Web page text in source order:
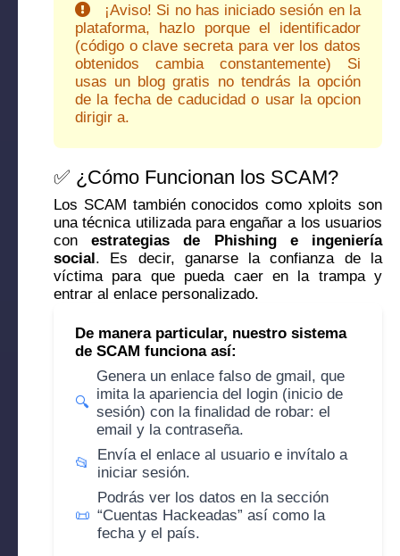
¡Aviso! Si no has iniciado sesión en la
plataforma, hazlo porque el identificador
(código o clave secreta para ver los datos
obtenidos cambia constantemente) Si
usas un blog gratis no tendrás la opción
de la fecha de caducidad o usar la opcion
dirigir a.
✅ ¿Cómo Funcionan los SCAM?
Los SCAM también conocidos como xploits son
una técnica utilizada para engañar a los usuarios
conestrategias de Phishing e ingeniería
social. Es decir, ganarse la confianza de la
víctima para que pueda caer en la trampa y
entrar al enlace personalizado.
De manera particular, nuestro sistema
de SCAM funciona así:
🔍
Genera un enlace falso de gmail, que
imita la apariencia del login (inicio de
sesión) con la finalidad de robar: el
email y la contraseña.
📂
Envía el enlace al usuario e invítalo a
iniciar sesión.
📜
Podrás ver los datos en la sección
“Cuentas Hackeadas” así como la
fecha y el país.